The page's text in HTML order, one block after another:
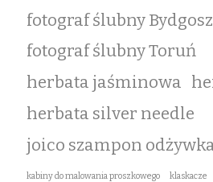
fotograf ślubny
fotograf ślubny Toruń
herbata jaśminowa
herbata silver needle
joico szampon
kabiny do malowania proszkowego klaskacze